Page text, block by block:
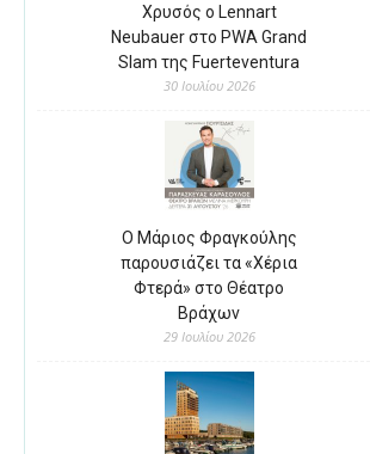
Χρυσός ο Lennart
Neubauer στο PWA Grand
Slam της Fuerteventura
30 Ιουλίου 2026
Ο Μάριος Φραγκούλης
παρουσιάζει τα «Χέρια
Φτερά» στο Θέατρο
Βράχων
29 Ιουλίου 2026